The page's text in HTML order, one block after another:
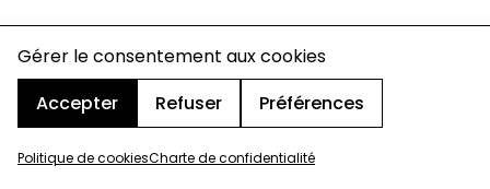
Gérer le consentement aux cookies
Accepter
Refuser Préférences
Politique de cookiesCharte de confidentialité